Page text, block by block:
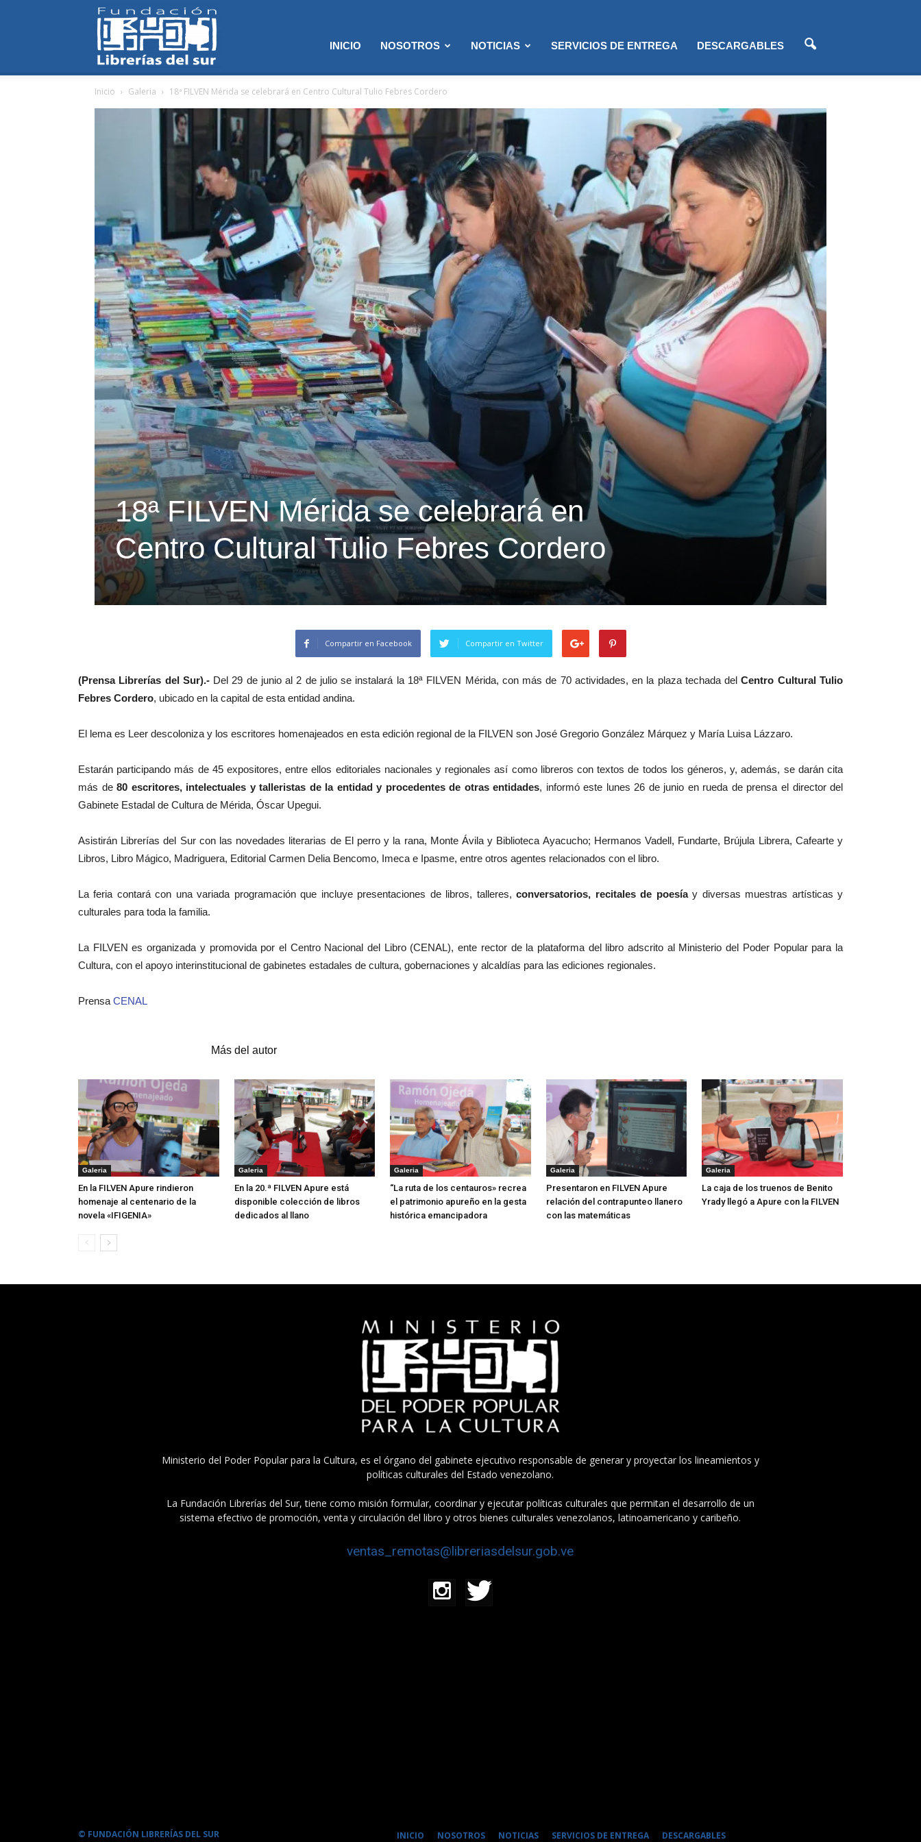
Librerías
del
Sur
INICIO NOSOTROS NOTICIAS SERVICIOS DE ENTREGA DESCARGABLES
Inicio Galeria 18ª FILVEN Mérida se celebrará en Centro Cultural Tulio Febres Cordero
18ª FILVEN Mérida se celebrará en
Centro Cultural Tulio Febres Cordero
Compartir en Facebook Compartir en Twitter
(Prensa Librerías del Sur).- Del 29 de junio al 2 de julio se instalará la 18ª FILVEN Mérida, con más de 70 actividades, en la plaza techada delCentro Cultural Tulio
Febres Cordero, ubicado en la capital de esta entidad andina.
El lema es Leer descoloniza y los escritores homenajeados en esta edición regional de la FILVEN son José Gregorio González Márquez y María Luisa Lázzaro.
Estarán participando más de 45 expositores, entre ellos editoriales nacionales y regionales así como libreros con textos de todos los géneros, y, además, se darán cita
más de80 escritores, intelectuales y talleristas de la entidad y procedentes de otras entidades, informó este lunes 26 de junio en rueda de prensa el director del
Gabinete Estadal de Cultura de Mérida, Óscar Upegui.
Asistirán Librerías del Sur con las novedades literarias de El perro y la rana, Monte Ávila y Biblioteca Ayacucho; Hermanos Vadell, Fundarte, Brújula Librera, Cafearte y
Libros, Libro Mágico, Madriguera, Editorial Carmen Delia Bencomo, Imeca e Ipasme, entre otros agentes relacionados con el libro.
La feria contará con una variada programación que incluye presentaciones de libros, talleres,conversatorios, recitales de poesíay diversas muestras artísticas y
culturales para toda la familia.
La FILVEN es organizada y promovida por el Centro Nacional del Libro (CENAL), ente rector de la plataforma del libro adscrito al Ministerio del Poder Popular para la
Cultura, con el apoyo interinstitucional de gabinetes estadales de cultura, gobernaciones y alcaldías para las ediciones regionales.
Prensa CENAL
Más del autor
Galeria
En la FILVEN Apure rindieron
homenaje al centenario de la
novela «IFIGENIA»
Galeria
En la 20.ª FILVEN Apure está
disponible colección de libros
dedicados al llano
Galeria
“La ruta de los centauros» recrea
el patrimonio apureño en la gesta
histórica emancipadora
Galeria
Presentaron en FILVEN Apure
relación del contrapunteo llanero
con las matemáticas
Galeria
La caja de los truenos de Benito
Yrady llegó a Apure con la FILVEN
Ministerio del Poder Popular para la Cultura, es el órgano del gabinete ejecutivo responsable de generar y proyectar los lineamientos y
políticas culturales del Estado venezolano.
La Fundación Librerías del Sur, tiene como misión formular, coordinar y ejecutar políticas culturales que permitan el desarrollo de un
sistema efectivo de promoción, venta y circulación del libro y otros bienes culturales venezolanos, latinoamericano y caribeño.
ventas_remotas@libreriasdelsur.gob.ve
INICIO NOSOTROS NOTICIAS SERVICIOS DE ENTREGA DESCARGABLES
© FUNDACIÓN LIBRERÍAS DEL SUR